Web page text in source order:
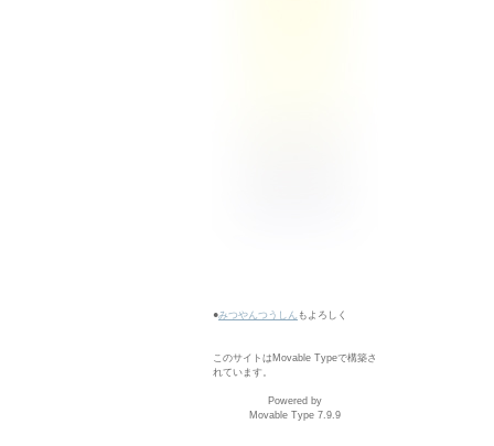
●みつやんつうしん もよろしく
このサイトはMovable Typeで構築さ
れています。
Powered by
Movable Type 7.9.9